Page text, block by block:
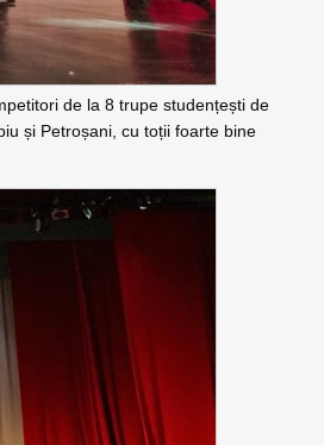
de la 8 trupe studențești de
și Petroșani, cu toții foarte bine